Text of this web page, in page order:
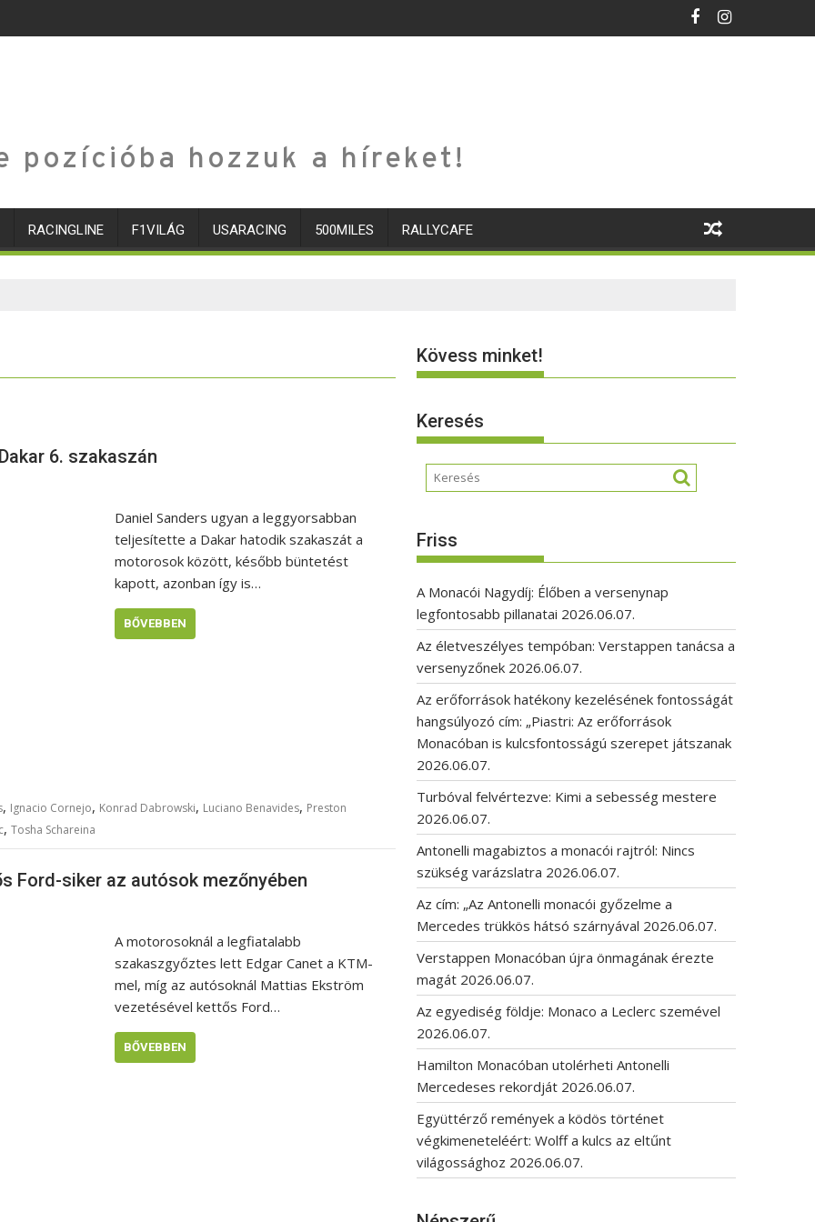
pozícióba hozzuk a híreket!
RACINGLINE F1VILÁG USARACING 500MILES RALLYCAFE
6. szakaszán
Daniel Sanders ugyan a leggyorsabban
teljesítette a Dakar hatodik szakaszát a
motorosok között, később büntetést
kapott, azonban így is…
BŐVEBBEN
, Ignacio Cornejo, Konrad Dabrowski, Luciano Benavides, Preston
, Tosha Schareina
Ford-siker az autósok mezőnyében
A motorosoknál a legfiatalabb
szakaszgyőztes lett Edgar Canet a KTM-
mel, míg az autósoknál Mattias Ekström
vezetésével kettős Ford…
BŐVEBBEN
Kövess minket!
Keresés
Friss
A Monacói Nagydíj: Élőben a versenynap
legfontosabb pillanatai 2026.06.07.
Az életveszélyes tempóban: Verstappen tanácsa a
versenyzőnek 2026.06.07.
Az erőforrások hatékony kezelésének fontosságát
hangsúlyozó cím: „Piastri: Az erőforrások
Monacóban is kulcsfontosságú szerepet játszanak
2026.06.07.
Turbóval felvértezve: Kimi a sebesség mestere
2026.06.07.
Antonelli magabiztos a monacói rajtról: Nincs
szükség varázslatra 2026.06.07.
Az cím: „Az Antonelli monacói győzelme a
Mercedes trükkös hátsó szárnyával 2026.06.07.
Verstappen Monacóban újra önmagának érezte
magát 2026.06.07.
Az egyediség földje: Monaco a Leclerc szemével
2026.06.07.
Hamilton Monacóban utolérheti Antonelli
Mercedeses rekordját 2026.06.07.
Együttérző remények a ködös történet
végkimeneteléért: Wolff a kulcs az eltűnt
világossághoz 2026.06.07.